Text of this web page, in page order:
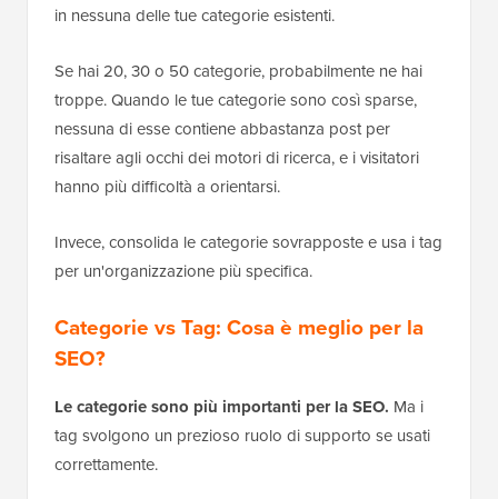
in nessuna delle tue categorie esistenti.
Se hai 20, 30 o 50 categorie, probabilmente ne hai
troppe. Quando le tue categorie sono così sparse,
nessuna di esse contiene abbastanza post per
risaltare agli occhi dei motori di ricerca, e i visitatori
hanno più difficoltà a orientarsi.
Invece, consolida le categorie sovrapposte e usa i tag
per un'organizzazione più specifica.
Categorie vs Tag: Cosa è meglio per la
SEO?
Le categorie sono più importanti per la SEO. Ma i
tag svolgono un prezioso ruolo di supporto se usati
correttamente.